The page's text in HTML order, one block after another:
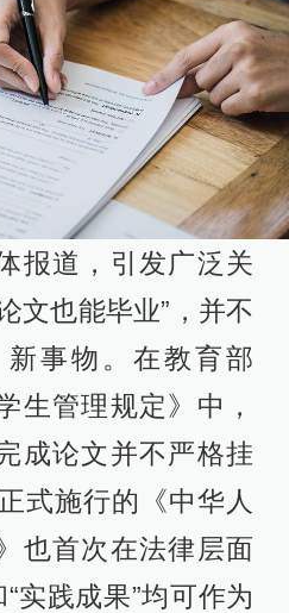
报道，引发广泛关
文也能毕业”，并不
事物。在教育部
生管理规定》中，
成论文并不严格挂
式施行的《中华人
也首次在法律层面
实践成果”均可作为